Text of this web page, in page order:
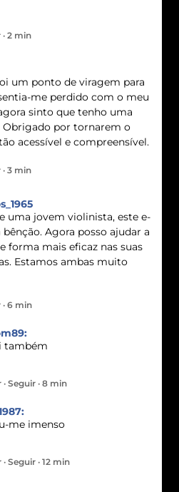
· 2 min
um ponto de viragem para
me perdido com o meu
sinto que tenho uma
Obrigado por tornarem o
acessível e compreensível.
· 3 min
uma jovem violinista, este e-
Agora posso ajudar a
forma mais eficaz nas suas
Estamos ambas muito
· 6 min
também
Seguir · 8 min
me imenso
Seguir · 12 min